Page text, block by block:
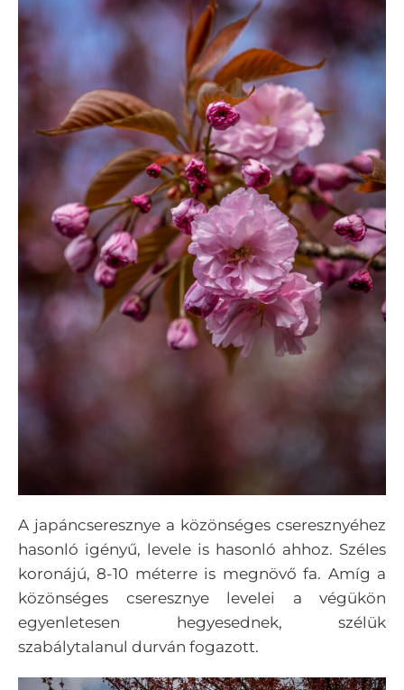
A japáncseresznye a közönséges cseresznyéhez
hasonló igényű, levele is hasonló ahhoz. Széles
koronájú, 8-10 méterre is megnövő fa. Amíg a
közönséges cseresznye levelei a végükön
egyenletesen hegyesednek, szélük
szabálytalanul durván fogazott.